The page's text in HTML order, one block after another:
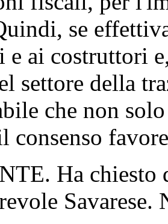
se
ai costruttori
settore della
che non
consenso
Ha chiesto
Savarese.